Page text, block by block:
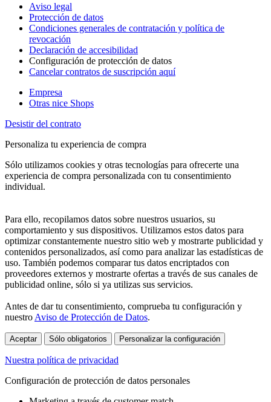
Aviso legal
Protección de datos
Condiciones generales de contratación y política de
revocación
Declaración de accesibilidad
Configuración de protección de datos
Cancelar contratos de suscripción aquí
Empresa
Otras nice Shops
Desistir del contrato
Personaliza tu experiencia de compra
Sólo utilizamos cookies y otras tecnologías para ofrecerte una
experiencia de compra personalizada con tu consentimiento
individual.
Para ello, recopilamos datos sobre nuestros usuarios, su
comportamiento y sus dispositivos. Utilizamos estos datos para
optimizar constantemente nuestro sitio web y mostrarte publicidad y
contenidos personalizados, así como para analizar las estadísticas de
uso. También podemos comparar tus datos encriptados con
proveedores externos y mostrarte ofertas a través de sus canales de
publicidad online, sólo si ya utilizas sus servicios.
Antes de dar tu consentimiento, comprueba tu configuración y
nuestro Aviso de Protección de Datos.
Aceptar Sólo obligatorios Personalizar la configuración
Nuestra política de privacidad
Configuración de protección de datos personales